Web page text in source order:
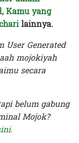
Kamu yang
lainnya.
Generated
mojokiyah
secara
belum gabung
Mojok?